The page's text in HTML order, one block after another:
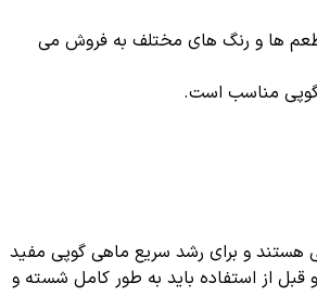
طعم ها و رنگ های مختلف به فروش می
گوپی مناسب است.
هستند و برای رشد سریع ماهی گوپی مفید
از استفاده باید به طور کامل شسته و